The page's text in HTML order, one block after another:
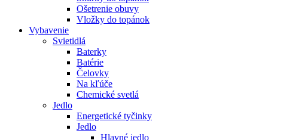
Ošetrenie obuvy
Vložky do topánok
Vybavenie
Svietidlá
Baterky
Batérie
Čelovky
Na kľúče
Chemické svetlá
Jedlo
Energetické tyčinky
Jedlo
Hlavné jedlo